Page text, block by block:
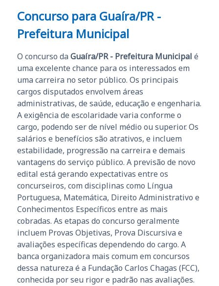
Concurso para Guaíra/PR -
Prefeitura Municipal
O concurso da Guaíra/PR - Prefeitura Municipal é
uma excelente chance para os interessados em
uma carreira no setor público. Os principais
cargos disputados envolvem áreas
administrativas, de saúde, educação e engenharia.
A exigência de escolaridade varia conforme o
cargo, podendo ser de nível médio ou superior. Os
salários e benefícios são atrativos, e incluem
estabilidade, progressão na carreira e demais
vantagens do serviço público. A previsão de novo
edital está gerando expectativas entre os
concurseiros, com disciplinas como Língua
Portuguesa, Matemática, Direito Administrativo e
Conhecimentos Específicos entre as mais
cobradas. As etapas do concurso geralmente
incluem Provas Objetivas, Prova Discursiva e
avaliações específicas dependendo do cargo. A
banca organizadora mais comum em concursos
dessa natureza é a Fundação Carlos Chagas (FCC),
conhecida por seu rigor e padrão nas avaliações.